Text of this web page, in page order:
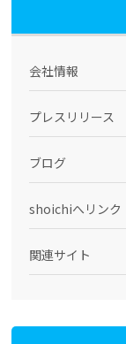
会社情報
プレスリリース
ブログ
shoichiへリンク
関連サイト